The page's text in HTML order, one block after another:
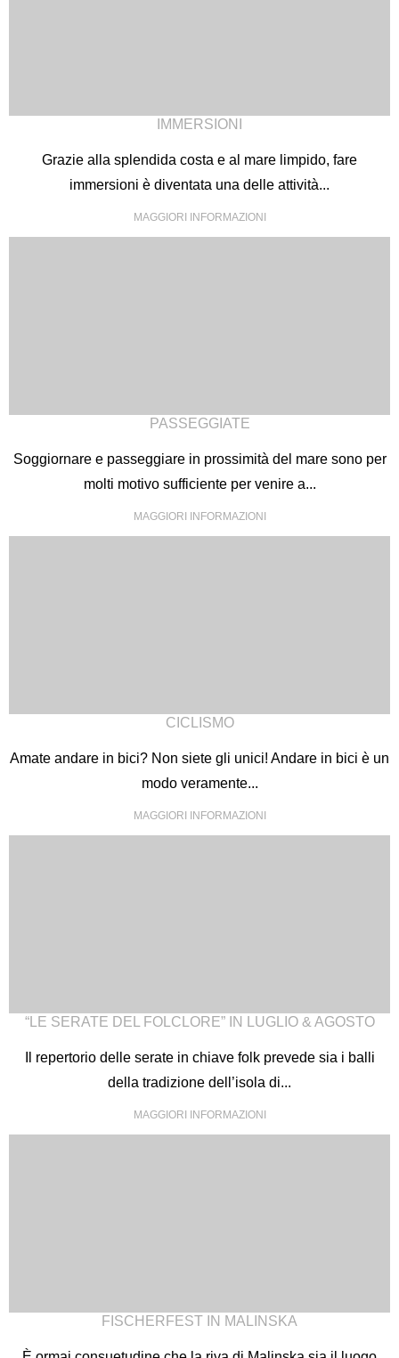
IMMERSIONI
Grazie alla splendida costa e al mare limpido, fare
immersioni è diventata una delle attività...
MAGGIORI INFORMAZIONI
PASSEGGIATE
Soggiornare e passeggiare in prossimità del mare sono per
molti motivo sufficiente per venire a...
MAGGIORI INFORMAZIONI
CICLISMO
Amate andare in bici? Non siete gli unici! Andare in bici è un
modo veramente...
MAGGIORI INFORMAZIONI
“LE SERATE DEL FOLCLORE” IN LUGLIO & AGOSTO
Il repertorio delle serate in chiave folk prevede sia i balli
della tradizione dell’isola di...
MAGGIORI INFORMAZIONI
FISCHERFEST IN MALINSKA